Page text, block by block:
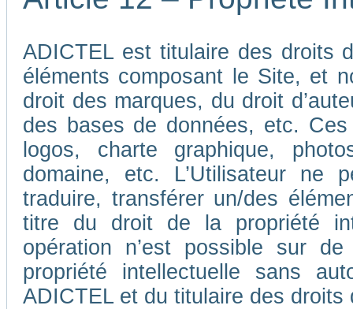
ADICTEL est titulaire des droits
éléments composant le Site, et
droit des marques, du droit
des bases de données, etc.
logos, charte graphique,
domaine, etc. L’Utilisateur ne
traduire, transférer un/des
titre du droit de la propriété
opération n’est possible sur
propriété intellectuelle sans
ADICTEL et du titulaire des